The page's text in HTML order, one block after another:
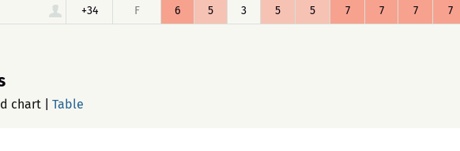
+34 F 6 5 3 5 5 7 7 7 7
chart Table